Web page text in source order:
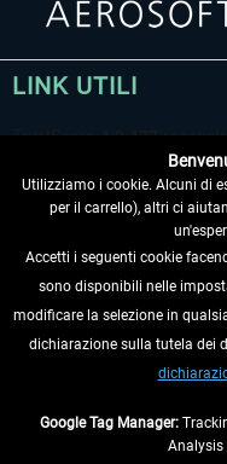
LINK UTILI
RECEDERE DAL
INFORMAZIONI
Utilizziamo i cookie. Alcuni di
per il carrello), altri ci
Accetti i seguenti cookie
sono disponibili nelle
modificare la selezione in
dichiarazione sulla tutela dei
Google Tag Manager:
Analysis